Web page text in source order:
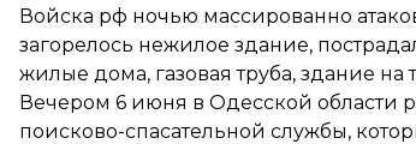
Войска рф ночью массированно
загорелось нежилое здание,
жилые дома, газовая труба, здание на
Вечером 6 июня в Одесской области
поисково-спасательной службы,